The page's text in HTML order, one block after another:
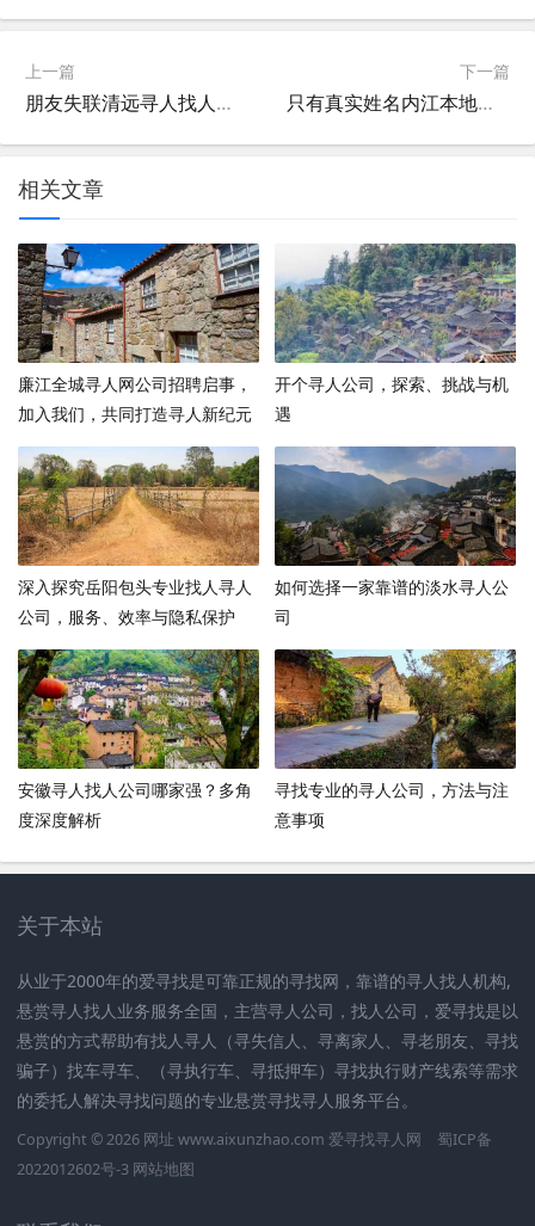
上一篇
朋友失联清远寻人找人公司能找到吗？
下一篇
只有真实姓名内江本地寻人公司能找到人吗？
相关文章
廉江全城寻人网公司招聘启事，
加入我们，共同打造寻人新纪元
开个寻人公司，探索、挑战与机
遇
深入探究岳阳包头专业找人寻人
公司，服务、效率与隐私保护
如何选择一家靠谱的淡水寻人公
司
安徽寻人找人公司哪家强？多角
度深度解析
寻找专业的寻人公司，方法与注
意事项
关于本站
从业于2000年的爱寻找是可靠正规的寻找网，靠谱的寻人找人机构,
悬赏寻人找人业务服务全国，主营寻人公司，找人公司，爱寻找是以
悬赏的方式帮助有找人寻人（寻失信人、寻离家人、寻老朋友、寻找
骗子）找车寻车、（寻执行车、寻抵押车）寻找执行财产线索等需求
的委托人解决寻找问题的专业悬赏寻找寻人服务平台。
Copyright © 2026 网址 www.aixunzhao.com 爱寻找寻人网
蜀ICP备
2022012602号-3 网站地图